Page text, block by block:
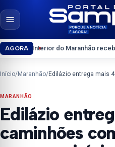
Pular para o conteúdo
Abrir menu
AGORA
do Maranhão recebe encontros
Início/Maranhão/
MARANHÃO
Edilázio
caminhões